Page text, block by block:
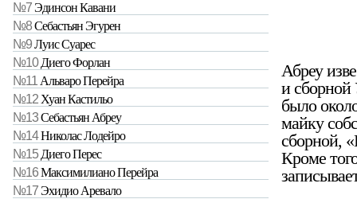
№7Эдинсон Кавани
№8Себастьян Эгурен
№9Луис Суарес
№10 Диего Форлан
№11 Альваро Перейра
№12 Хуан Кастильо
№13Себастьян Абреу
№14Николас Лодейро
№15 Диего Перес
№16Максимилиано Перейра
№17Эхидио Аревало
Абреу
и сборной
было
майку
сборной,
Кроме